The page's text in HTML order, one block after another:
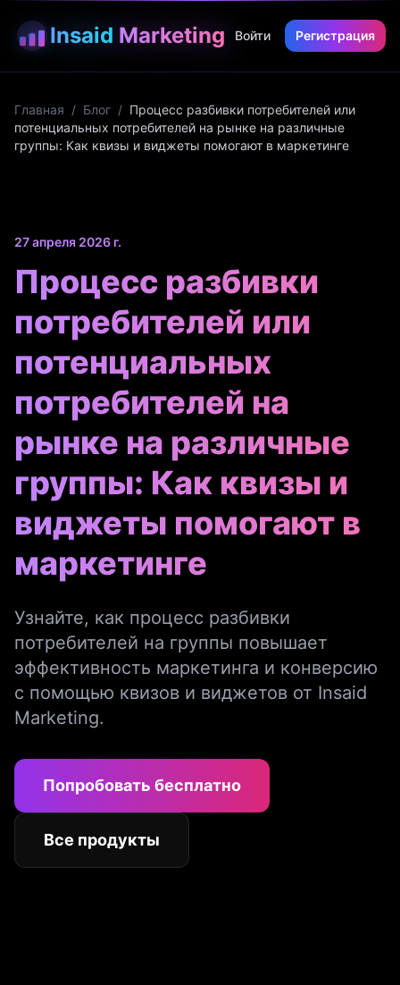
Insaid Marketing Войти Регистрация
Главная / Блог / Процесс разбивки потребителей или
потенциальных потребителей на рынке на различные
группы: Как квизы и виджеты помогают в маркетинге
27 апреля 2026 г.
Процесс разбивки
потребителей или
потенциальных
потребителей на
рынке на различные
группы: Как квизы и
виджеты помогают в
маркетинге
Узнайте, как процесс разбивки
потребителей на группы повышает
эффективность маркетинга и конверсию
с помощью квизов и виджетов от Insaid
Marketing.
Попробовать бесплатно
Все продукты